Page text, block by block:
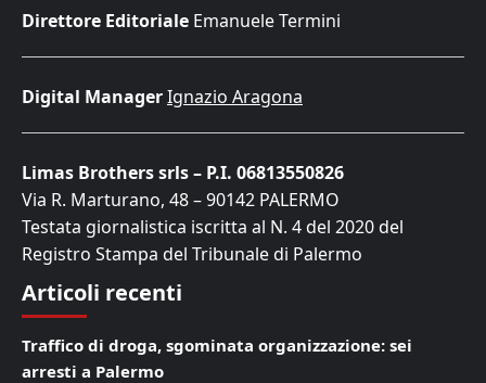
Direttore Editoriale Emanuele Termini
Digital ManagerIgnazio Aragona
Limas Brothers srls – P.I. 06813550826
Via R. Marturano, 48 – 90142 PALERMO
Testata giornalistica iscritta al N. 4 del 2020 del
Registro Stampa del Tribunale di Palermo
Articoli recenti
Traffico di droga, sgominata organizzazione: sei
arresti a Palermo